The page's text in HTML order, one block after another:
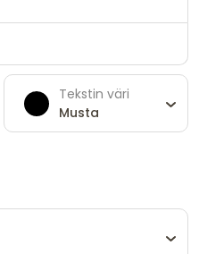
Tekstin väri
Musta